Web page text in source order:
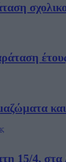
15/4,